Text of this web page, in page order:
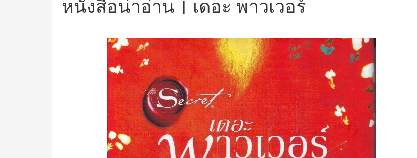
หนังสือน่าอ่าน | เดอะ พาวเวอร์